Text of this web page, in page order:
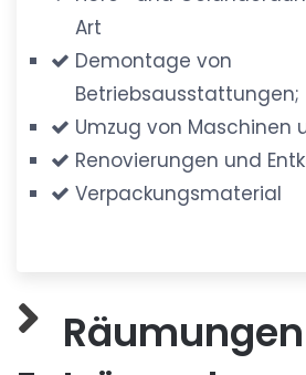
Art
Demontage von
Betriebsausstattungen;
Umzug von Maschinen
Renovierungen und
Verpackungsmaterial